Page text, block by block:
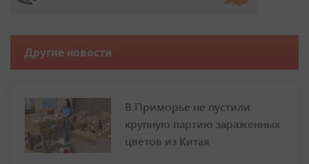
Другие новости
В Приморье не пустили
крупную партию зараженных
цветов из Китая